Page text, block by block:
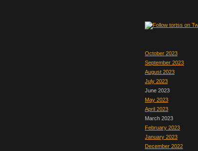
October 2023
September 2023
August 2023
July 2023
June 2023
May 2023
April 2023
March 2023
February 2023
January 2023
December 2022